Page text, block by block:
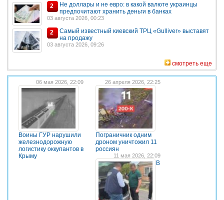
2
Не доллары и не евро: в какой валюте украинцы
предпочитают хранить деньги в банках
03 августа 2026, 00:23
2
Самый известный киевский ТРЦ «Gulliver» выставят
на продажу
03 августа 2026, 09:26
смотреть еще
06 мая 2026, 22:09
Воины ГУР нарушили
железнодорожную
логистику оккупантов в
Крыму
26 апреля 2026, 22:25
Пограничник одним
дроном уничтожил 11
россиян
11 мая 2026, 22:09
В